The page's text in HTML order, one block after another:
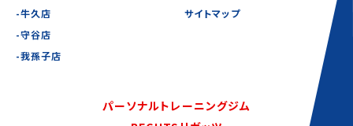
-牛久店
-守谷店
-我孫子店
サイトマップ
パーソナルトレーニングジム